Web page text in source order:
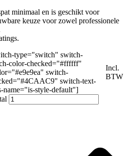
minimaal en is geschikt voor
keuze voor zowel professionele
type="switch" switch-
color-checked="#ffffff"
switch-
switch-text-
name="is-style-default"]
Incl.
BTW